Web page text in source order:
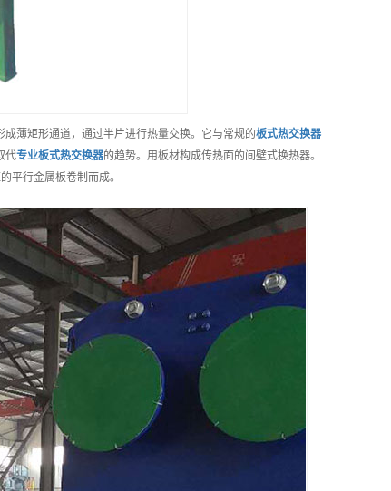
薄矩形通道，通过半片进行热量交换。它与常规的板式热交换器
代专业板式热交换器的趋势。用板材构成传热面的间壁式换热器。
平行金属板卷制而成。